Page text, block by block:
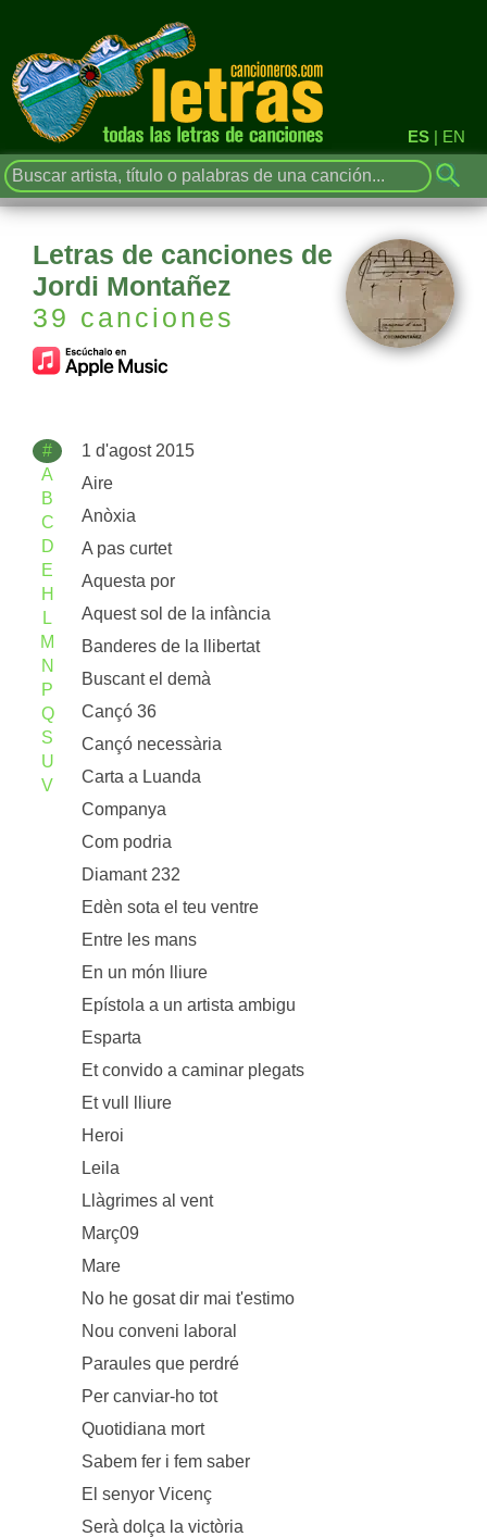
ES | EN
Letras de canciones de
Jordi Montañez
39 canciones
#
A
B
C
D
E
H
L
M
N
P
Q
S
U
V
1 d'agost 2015
Aire
Anòxia
A pas curtet
Aquesta por
Aquest sol de la infància
Banderes de la llibertat
Buscant el demà
Cançó 36
Cançó necessària
Carta a Luanda
Companya
Com podria
Diamant 232
Edèn sota el teu ventre
Entre les mans
En un món lliure
Epístola a un artista ambigu
Esparta
Et convido a caminar plegats
Et vull lliure
Heroi
Leila
Llàgrimes al vent
Març09
Mare
No he gosat dir mai t'estimo
Nou conveni laboral
Paraules que perdré
Per canviar-ho tot
Quotidiana mort
Sabem fer i fem saber
El senyor Vicenç
Serà dolça la victòria